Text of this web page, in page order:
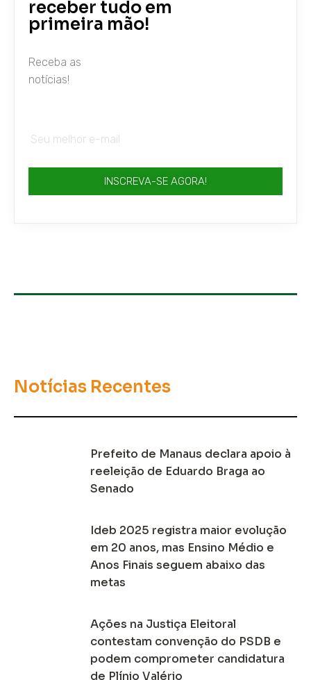
receber tudo em
primeira mão!
Receba as
notícias!
INSCREVA-SE AGORA!
Notícias Recentes
Prefeito de Manaus declara apoio à
reeleição de Eduardo Braga ao
Senado
Ideb 2025 registra maior evolução
em 20 anos, mas Ensino Médio e
Anos Finais seguem abaixo das
metas
Ações na Justiça Eleitoral
contestam convenção do PSDB e
podem comprometer candidatura
de Plínio Valério